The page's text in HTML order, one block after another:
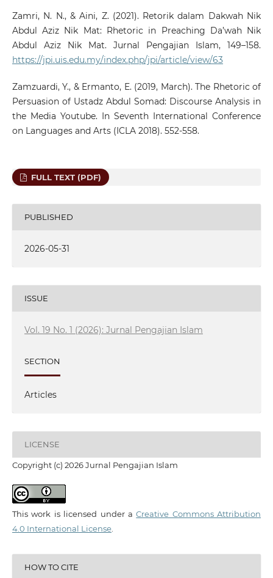
Zamri, N. N., & Aini, Z. (2021). Retorik dalam Dakwah Nik
Abdul Aziz Nik Mat: Rhetoric in Preaching Da’wah Nik
Abdul Aziz Nik Mat. Jurnal Pengajian Islam, 149–158.
https://jpi.uis.edu.my/index.php/jpi/article/view/63
Zamzuardi, Y., & Ermanto, E. (2019, March). The Rhetoric of
Persuasion of Ustadz Abdul Somad: Discourse Analysis in
the Media Youtube. In Seventh International Conference
on Languages and Arts (ICLA 2018). 552-558.
FULL TEXT (PDF)
PUBLISHED
2026-05-31
ISSUE
Vol. 19 No. 1 (2026): Jurnal Pengajian Islam
SECTION
Articles
LICENSE
Copyright (c) 2026 Jurnal Pengajian Islam
This work is licensed under aCreative Commons Attribution
4.0 International License.
HOW TO CITE